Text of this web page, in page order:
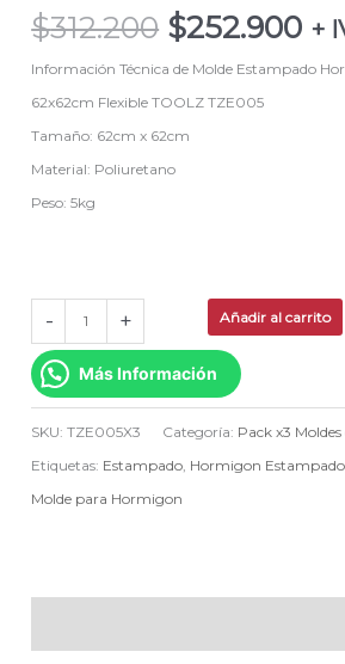
$312.200 $252.900 +
Información Técnica de Molde Estampado
62x62cm Flexible TOOLZ TZE005
Tamaño: 62cm x 62cm
Material: Poliuretano
Peso: 5kg
- + Añadir al carrito
Más Información
SKU:TZE005X3 Categoría: Pack x3
Etiquetas: Estampado Hormigon Estampado
Molde para Hormigon